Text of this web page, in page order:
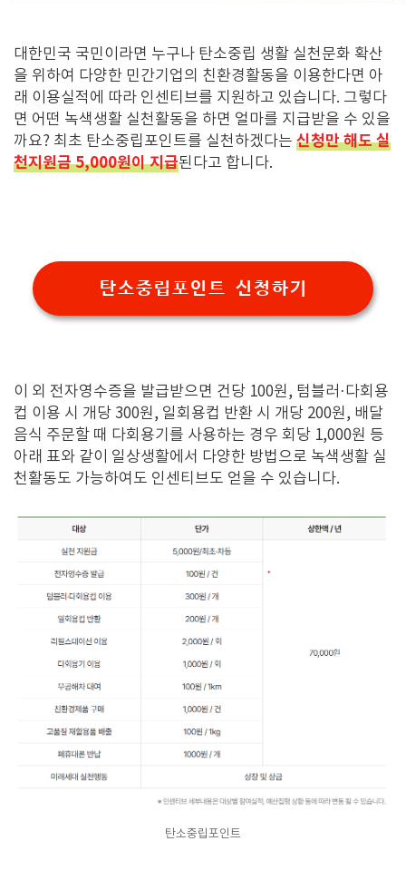
대한민국 국민이라면 누구나 탄소중립 생활 실천문화 확산
을 위하여 다양한 민간기업의 친환경활동을 이용한다면 아
래 이용실적에 따라 인센티브를 지원하고 있습니다. 그렇다
면 어떤 녹색생활 실천활동을 하면 얼마를 지급받을 수 있을
까요? 최초 탄소중립포인트를 실천하겠다는 신청만 해도 실
천지원금 5,000원이 지급된다고 합니다.
탄소중립포인트 신청하기
이 외 전자영수증을 발급받으면 건당 100원, 텀블러·다회용
컵 이용 시 개당 300원, 일회용컵 반환 시 개당 200원, 배달
음식 주문할 때 다회용기를 사용하는 경우 회당 1,000원 등
아래 표와 같이 일상생활에서 다양한 방법으로 녹색생활 실
천활동도 가능하여도 인센티브도 얻을 수 있습니다.
탄소중립포인트